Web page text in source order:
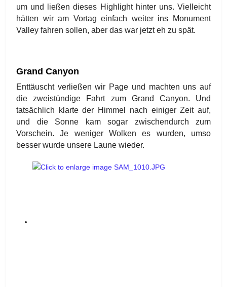
um und ließen dieses Highlight hinter uns. Vielleicht
hätten wir am Vortag einfach weiter ins Monument
Valley fahren sollen, aber das war jetzt eh zu spät.
Grand Canyon
Enttäuscht verließen wir Page und machten uns auf
die zweistündige Fahrt zum Grand Canyon. Und
tatsächlich klarte der Himmel nach einiger Zeit auf,
und die Sonne kam sogar zwischendurch zum
Vorschein. Je weniger Wolken es wurden, umso
besser wurde unsere Laune wieder.